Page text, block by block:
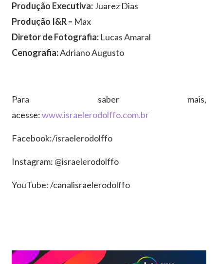
Produção Executiva:Juarez Dias
Produção I&R – Max
Diretor de Fotografia: Lucas Amaral
Cenografia:Adriano Augusto
Para saber mais,
acesse:www.israelerodolffo.com.br
Facebook:/israelerodolffo
Instagram: @israelerodolffo
YouTube: /canalisraelerodolffo